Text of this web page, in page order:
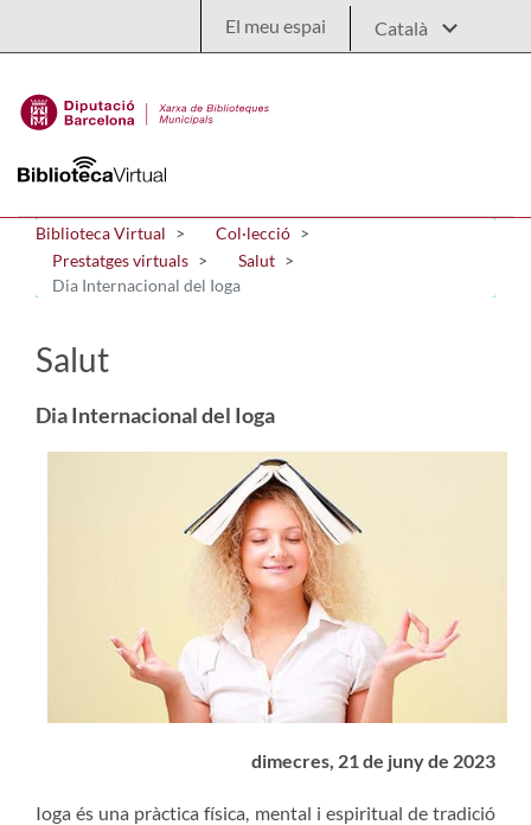
El meu espai
Biblioteca Virtual
Col·lecció
Prestatges virtuals
Salut
Dia Internacional del Ioga
Salut
Dia Internacional del Ioga
dimecres, 21 de juny de 2023
Ioga és una pràctica física, mental i espiritual de tradició